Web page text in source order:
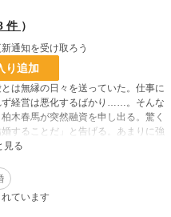
件 ）
通知を受け取ろう
り追加
は無縁の日々を送っていた。仕事に
ず経営は悪化するばかり……。そんな
木春馬が突然融資を申し出る。驚く
することだ」と告げる。あまりに強
た店を守るため“三カ月の偽装結
始めると、傲慢なはずの春馬がこ
……!? 愉悦を刻み込むように最奥ま
虜になってしまい――？
ています